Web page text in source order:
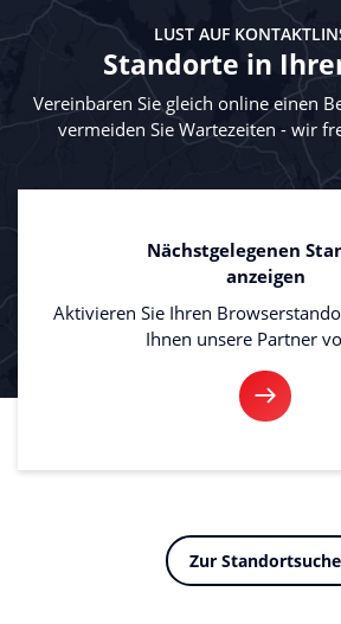
LUST AUF
Standorte in
Vereinbaren Sie gleich online einen
vermeiden Sie Wartezeiten - wir
Nächstgelegenen
anzeigen
Aktivieren Sie Ihren
Ihnen unsere Partner
Zur Standortsuche